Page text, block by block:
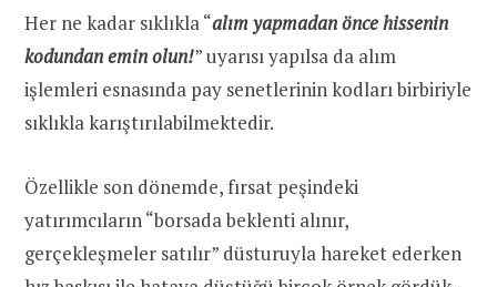
Her ne kadar sıklıkla “alım yapmadan önce hissenin
kodundan emin olun!” uyarısı yapılsa da alım
işlemleri esnasında pay senetlerinin kodları birbiriyle
sıklıkla karıştırılabilmektedir.
Özellikle son dönemde, fırsat peşindeki
yatırımcıların “borsada beklenti alınır,
gerçekleşmeler satılır” düsturuyla hareket ederken